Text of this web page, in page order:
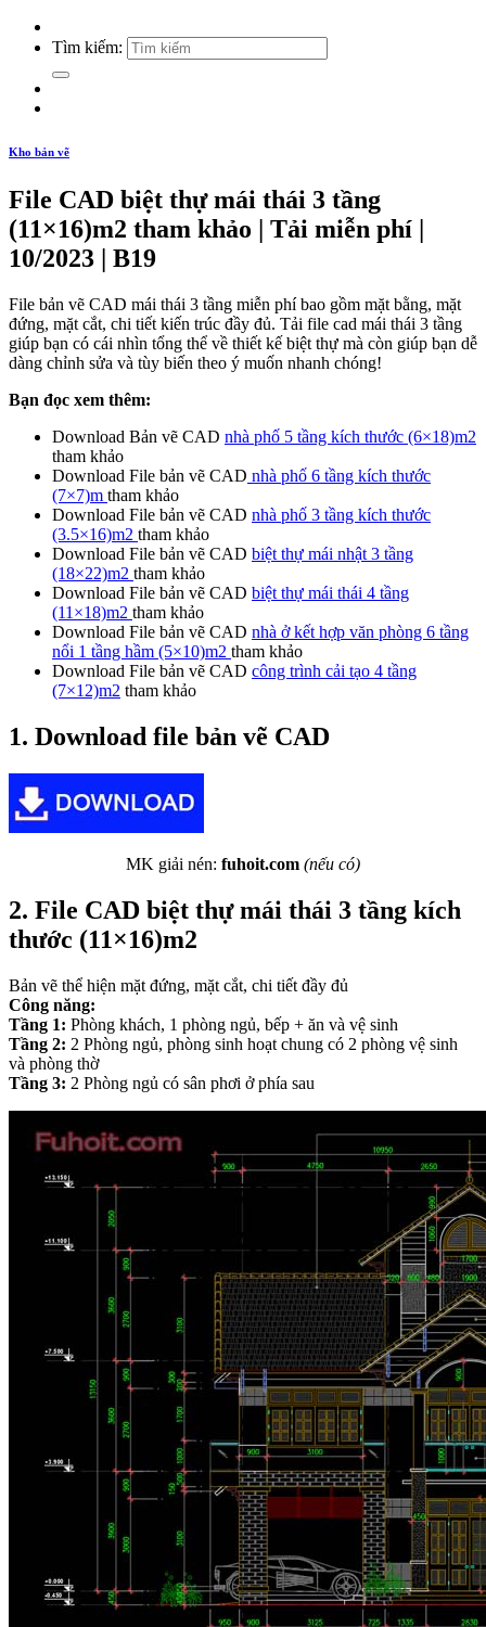
Tìm kiếm:
Kho bản vẽ
File CAD biệt thự mái thái 3 tầng
(11×16)m2 tham khảo | Tải miễn phí |
10/2023 | B19
File bản vẽ CAD mái thái 3 tầng miễn phí bao gồm mặt bằng, mặt
đứng, mặt cắt, chi tiết kiến trúc đầy đủ. Tải file cad mái thái 3 tầng
giúp bạn có cái nhìn tổng thể về thiết kế biệt thự mà còn giúp bạn dễ
dàng chỉnh sửa và tùy biến theo ý muốn nhanh chóng!
Bạn đọc xem thêm:
Download Bản vẽ CAD nhà phố 5 tầng kích thước (6×18)m2
tham khảo
Download File bản vẽ CAD nhà phố 6 tầng kích thước
(7×7)m tham khảo
Download File bản vẽ CAD nhà phố 3 tầng kích thước
(3.5×16)m2 tham khảo
Download File bản vẽ CAD biệt thự mái nhật 3 tầng
(18×22)m2 tham khảo
Download File bản vẽ CAD biệt thự mái thái 4 tầng
(11×18)m2 tham khảo
Download File bản vẽ CAD nhà ở kết hợp văn phòng 6 tầng
nổi 1 tầng hầm (5×10)m2 tham khảo
Download File bản vẽ CAD công trình cải tạo 4 tầng
(7×12)m2 tham khảo
1. Download file bản vẽ CAD
MK giải nén: fuhoit.com (nếu có)
2. File CAD biệt thự mái thái 3 tầng kích
thước (11×16)m2
Bản vẽ thể hiện mặt đứng, mặt cắt, chi tiết đầy đủ
Công năng:
Tầng 1: Phòng khách, 1 phòng ngủ, bếp + ăn và vệ sinh
Tầng 2: 2 Phòng ngủ, phòng sinh hoạt chung có 2 phòng vệ sinh
và phòng thờ
Tầng 3: 2 Phòng ngủ có sân phơi ở phía sau